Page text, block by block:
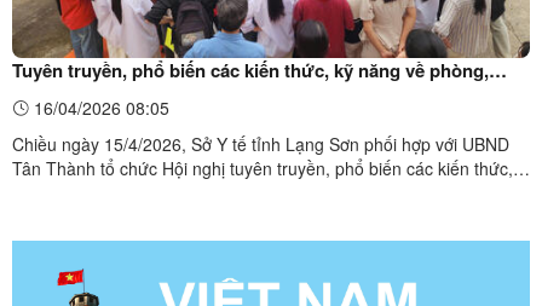
Tuyên truyền, phổ biến các kiến thức, kỹ năng về phòng,
chống tai nạn, thương tích, tai nạn đuối nước, tai nạn giao
thông cho trẻ em năm 2026
16/04/2026 08:05
Chiều ngày 15/4/2026, Sở Y tế tỉnh Lạng Sơn phối hợp với UBND
Tân Thành tổ chức Hội nghị tuyên truyền, phổ biến các kiến thức,
học sinh và các thầy cô giáo thuộc các ...